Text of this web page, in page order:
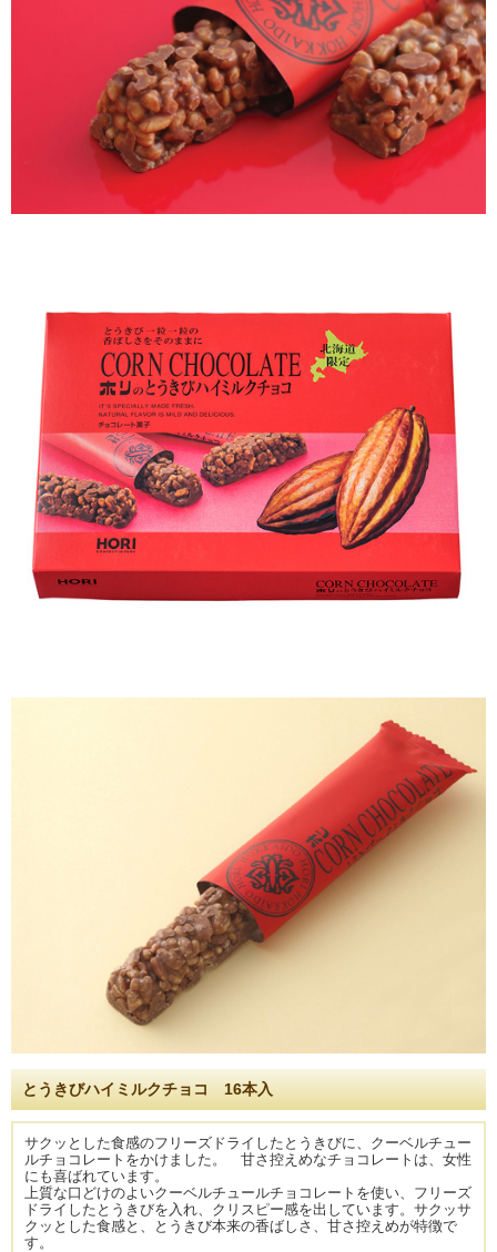
とうきびハイミルクチョコ 16本入
サクッとした食感のフリーズドライしたとうきびに、クーベルチュー
ルチョコレートをかけました。 甘さ控えめなチョコレートは、女性
にも喜ばれています。
上質な口どけのよいクーベルチュールチョコレートを使い、フリーズ
ドライしたとうきびを入れ、クリスピー感を出しています。サクッサ
クッとした食感と、とうきび本来の香ばしさ、甘さ控えめが特徴で
す。